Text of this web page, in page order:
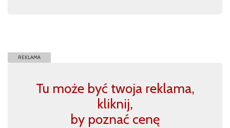
REKLAMA
Tu może być twoja reklama,
kliknij,
by poznać cenę